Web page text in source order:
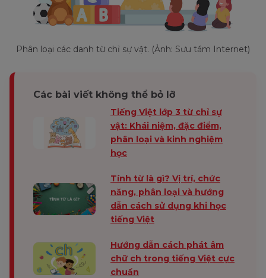
Phân loại các danh từ chỉ sự vật. (Ảnh: Sưu tầm Internet)
Các bài viết không thể bỏ lỡ
Tiếng Việt lớp 3 từ chỉ sự
vật: Khái niệm, đặc điểm,
phân loại và kinh nghiệm
học
Tính từ là gì? Vị trí, chức
năng, phân loại và hướng
dẫn cách sử dụng khi học
tiếng Việt
Hướng dẫn cách phát âm
chữ ch trong tiếng Việt cực
chuẩn